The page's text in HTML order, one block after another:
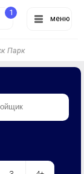
меню
1
Парк